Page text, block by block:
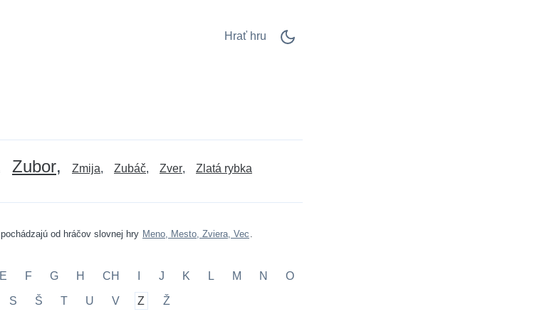
Hrať hru
Zubor Zmija Zubáč Zver Zlatá rybka
pochádzajú od hráčov slovnej hry Meno, Mesto, Zviera, Vec .
E F G H CH J K L M N O
S Š T U V Z Ž